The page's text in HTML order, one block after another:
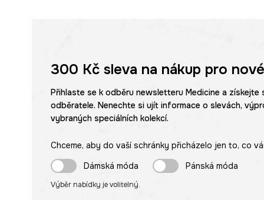
300 Kčsleva na nákup pro
Přihlaste se k odběru newsletteru Medicine a získejte
odběratele. Nenechte si ujít informace o slevách,
vybraných speciálních kolekcí.
Chceme, aby do vaší schránky přicházelo jen to, co
Dámská móda
Pánská móda
Výběr nabídky je volitelný.